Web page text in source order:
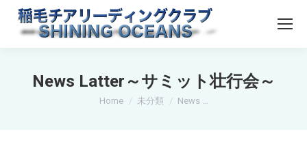
News Latter～サミット壮行会～
You are here:
Home 未分類 News …